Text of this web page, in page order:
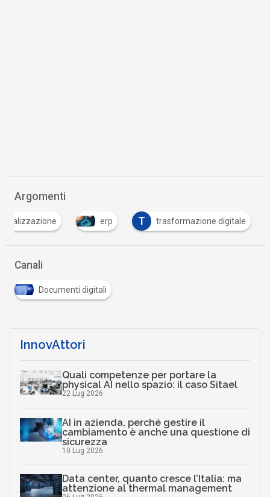
Argomenti
erp T trasformazione digitale
Canali
Documenti digitali
InnovAttori
Quali competenze per portare la
physical AI nello spazio: il caso Sitael
22 Lug 2026
AI in azienda, perché gestire il
cambiamento è anche una questione di
sicurezza
10 Lug 2026
Data center, quanto cresce l’Italia: ma
attenzione al thermal management